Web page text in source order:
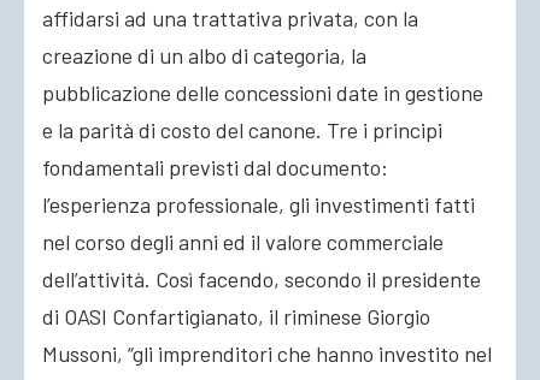
affidarsi ad una trattativa privata, con la
creazione di un albo di categoria, la
pubblicazione delle concessioni date in gestione
e la parità di costo del canone. Tre i principi
fondamentali previsti dal documento:
l’esperienza professionale, gli investimenti fatti
nel corso degli anni ed il valore commerciale
dell’attività. Così facendo, secondo il presidente
di OASI Confartigianato, il riminese Giorgio
Mussoni, “gli imprenditori che hanno investito nel